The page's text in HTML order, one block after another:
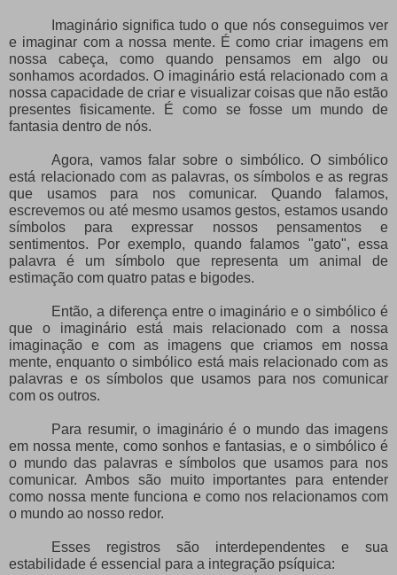
Imaginário significa tudo o que nós conseguimos ver
e imaginar com a nossa mente. É como criar imagens em
nossa cabeça, como quando pensamos em algo ou
sonhamos acordados. O imaginário está relacionado com a
nossa capacidade de criar e visualizar coisas que não estão
presentes fisicamente. É como se fosse um mundo de
fantasia dentro de nós.
Agora, vamos falar sobre o simbólico. O simbólico
está relacionado com as palavras, os símbolos e as regras
que usamos para nos comunicar. Quando falamos,
escrevemos ou até mesmo usamos gestos, estamos usando
símbolos para expressar nossos pensamentos e
sentimentos. Por exemplo, quando falamos "gato", essa
palavra é um símbolo que representa um animal de
estimação com quatro patas e bigodes.
Então, a diferença entre o imaginário e o simbólico é
que o imaginário está mais relacionado com a nossa
imaginação e com as imagens que criamos em nossa
mente, enquanto o simbólico está mais relacionado com as
palavras e os símbolos que usamos para nos comunicar
com os outros.
Para resumir, o imaginário é o mundo das imagens
em nossa mente, como sonhos e fantasias, e o simbólico é
o mundo das palavras e símbolos que usamos para nos
comunicar. Ambos são muito importantes para entender
como nossa mente funciona e como nos relacionamos com
o mundo ao nosso redor.
Esses registros são interdependentes e sua
estabilidade é essencial para a integração psíquica: